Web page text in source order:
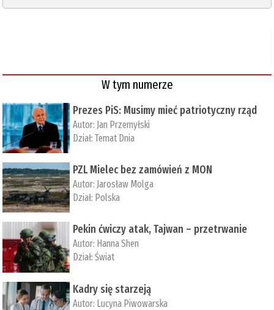
W tym numerze
Prezes PiS: Musimy mieć patriotyczny rząd
Autor: Jan Przemyłski
Dział:Temat Dnia
PZL Mielec bez zamówień z MON
Autor: Jarosław Molga
Dział: Polska
Pekin ćwiczy atak, Tajwan – przetrwanie
Autor: ­Hanna Shen
Dział:Świat
Kadry się starzeją
Autor: Lucyna Piwowarska